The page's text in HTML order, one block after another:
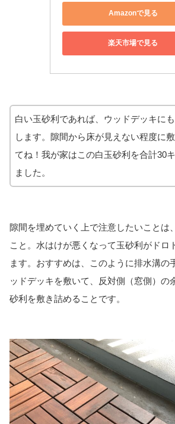
Amazonで見る
楽天市場で見る
白い玉砂利であれば、ウッドデッキに
します。隙間から床が見えない程度に
てね！我が家はこの白玉砂利を合計30
ました。
隙間を埋めていく上で注意したいことは、
こと。水はけが悪くなって玉砂利がドロ
ます。おすすめは、このように排水溝の
ッドデッキを敷いて、反対側（窓側）の
砂利を敷き詰めることです。